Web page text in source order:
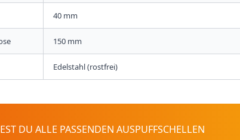
40 mm
150 mm
Edelstahl (rostfrei)
DU ALLE PASSENDEN AUSPUFFSCHELLEN